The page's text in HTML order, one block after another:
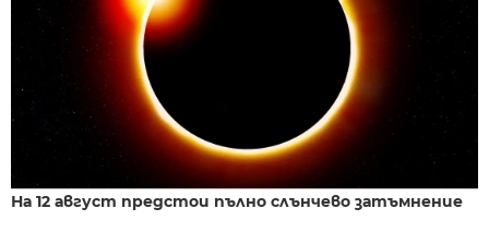
На 12 август предстои пълно слънчево затъмнение